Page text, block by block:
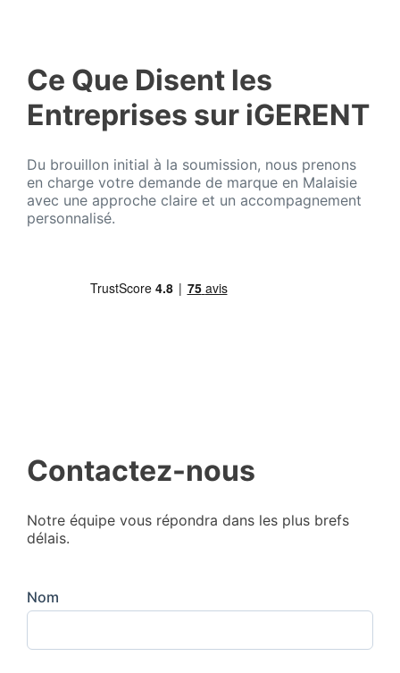
Ce Que Disent les
Entreprises sur iGERENT
Du brouillon initial à la soumission, nous prenons
en charge votre demande de marque en Malaisie
avec une approche claire et un accompagnement
personnalisé.
Contactez-nous
Notre équipe vous répondra dans les plus brefs
délais.
Nom